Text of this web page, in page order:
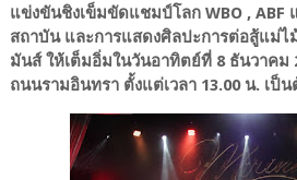
แข่งขันชิงเข็มขัดแชมป์โลก WBO , ABF
สถาบัน และการแสดงศิลปะการต่อสู้แม่
มันส์ ให้เต็มอิ่มในวันอาทิตย์ที่ 8 ธันวาคม
ถนนรามอินทรา ตั้งแต่เวลา 13.00 น. เป็